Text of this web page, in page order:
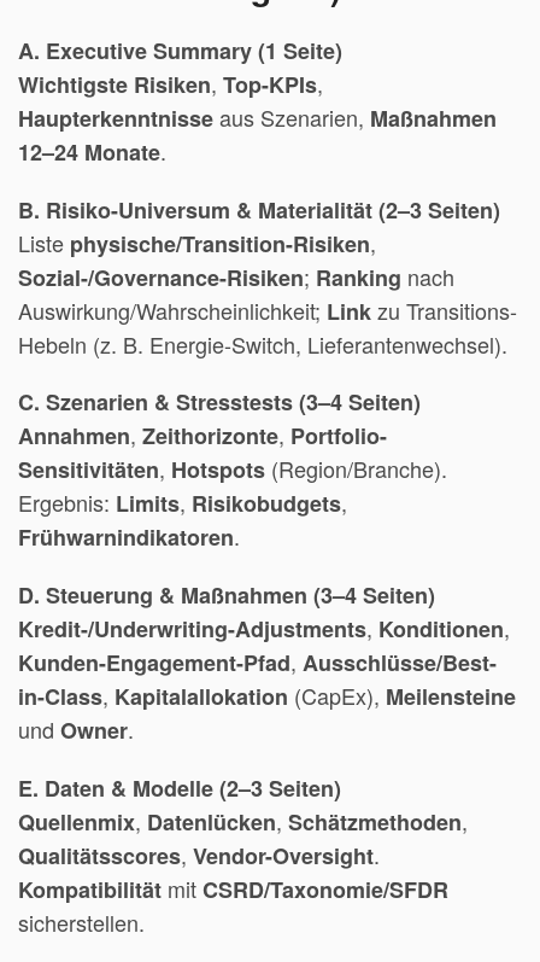
A. Executive Summary (1 Seite)
Wichtigste Risiken, Top-KPIs,
Haupterkenntnisseaus Szenarien, Maßnahmen
12–24 Monate.
B. Risiko-Universum & Materialität (2–3 Seiten)
Liste physische/Transition-Risiken,
Sozial-/Governance-Risiken; Ranking nach
Auswirkung/Wahrscheinlichkeit; Linkzu Transitions-
Hebeln (z. B. Energie-Switch, Lieferantenwechsel).
C. Szenarien & Stresstests (3–4 Seiten)
Annahmen, Zeithorizonte, Portfolio-
Sensitivitäten, Hotspots (Region/Branche).
Ergebnis: Limits, Risikobudgets,
Frühwarnindikatoren.
D. Steuerung & Maßnahmen (3–4 Seiten)
Kredit-/Underwriting-Adjustments, Konditionen,
Kunden-Engagement-Pfad, Ausschlüsse/Best-
in-Class, Kapitalallokation (CapEx), Meilensteine
und Owner.
E. Daten & Modelle (2–3 Seiten)
Quellenmix, Datenlücken, Schätzmethoden,
Qualitätsscores, Vendor-Oversight.
Kompatibilität mitCSRD/Taxonomie/SFDR
sicherstellen.